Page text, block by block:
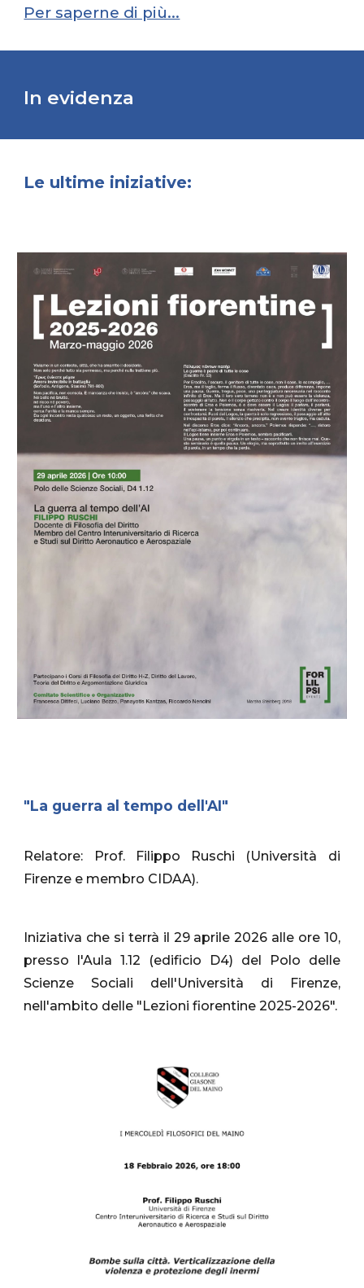
Per saperne di più...
In evidenza
Le ultime iniziative:
"La guerra al tempo dell'AI"
Relatore: Prof. Filippo Ruschi (Università di
Firenze e membro CIDAA).
Iniziativa che si terrà il 29 aprile 2026 alle ore 10,
presso l'Aula 1.12 (edificio D4) del Polo delle
Scienze Sociali dell'Università di Firenze,
nell'ambito delle "Lezioni fiorentine 2025-2026".